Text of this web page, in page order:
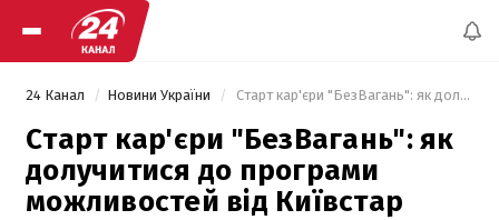
24 Канал Новини України Старт кар'єри "БезВагань": як долучитися до програми можливостей від Київстар
Старт кар'єри "БезВагань": як
долучитися до програми
можливостей від Київстар